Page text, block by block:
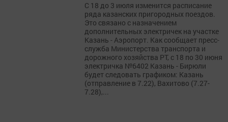
С 18 до 3 июля изменится расписание
ряда казанских пригородных поездов.
Это связано с назначением
дополнительных электричек на участке
Казань - Аэропорт. Как сообщает пресс-
служба Министерства транспорта и
дорожного хозяйства РТ, с 18 по 30 июня
электричка №6402 Казань - Бирюли
будет следовать графиком: Казань
(отправление в 7.22), Вахитово (7.27-
7.28),...